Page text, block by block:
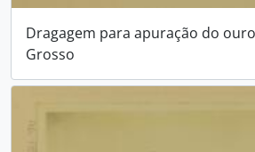
Dragagem para apuração do
Grosso